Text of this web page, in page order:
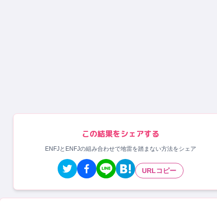
この結果をシェアする
ENFJとENFJの組み合わせで地雷を踏まない方法をシェア
URLコピー